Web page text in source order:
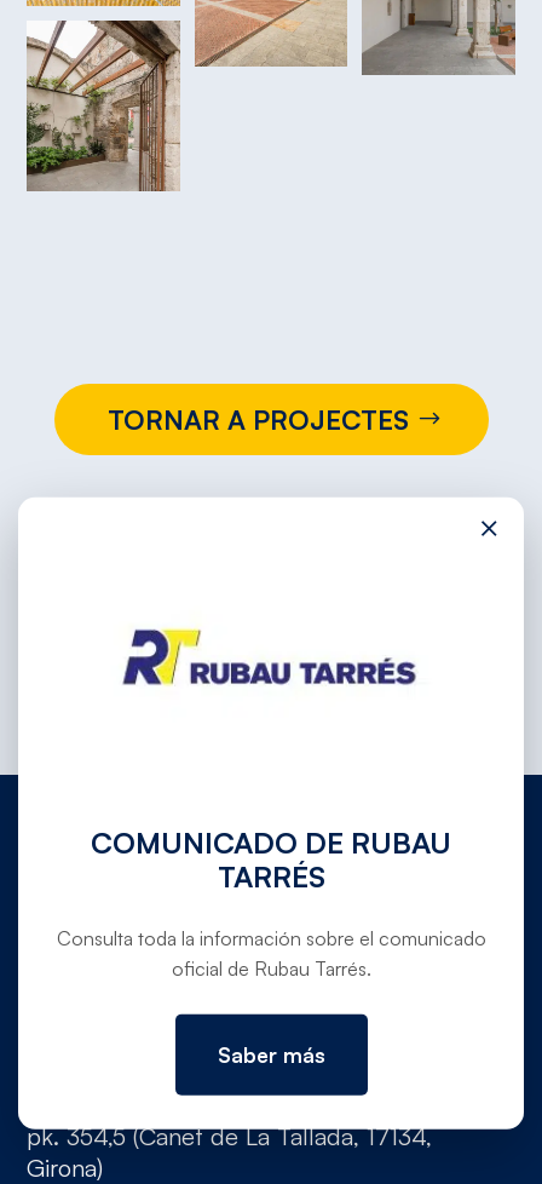
TORNAR A PROJECTES
info@rubautarres.com
OFICINAS EN VERGES Y DOMICILIO SOCIAL
Ctra. C-31 de Torroella de Montgrí a Verges,
pk. 354,5 (Canet de La Tallada, 17134,
Girona)
×
COMUNICADO DE RUBAU
TARRÉS
Consulta toda la información sobre el comunicado
oficial de Rubau Tarrés.
Saber más